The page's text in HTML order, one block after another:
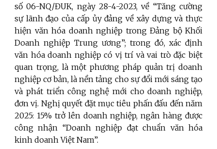
số 06-NQ/ĐUK, ngày 28-4-2023, về “Tăng cường
sự lãnh đạo của cấp ủy đảng về xây dựng và thực
hiện văn hóa doanh nghiệp trong Đảng bộ Khối
Doanh nghiệp Trung ương”; trong đó, xác định
văn hóa doanh nghiệp có vị trí và vai trò đặc biệt
quan trọng, là một phương pháp quản trị doanh
nghiệp cơ bản, là nền tảng cho sự đổi mới sáng tạo
và phát triển công nghệ mới cho doanh nghiệp,
đơn vị. Nghị quyết đặt mục tiêu phấn đấu đến năm
2025: 15% trở lên doanh nghiệp, ngân hàng được
công nhận “Doanh nghiệp đạt chuẩn văn hóa
kinh doanh Việt Nam”.